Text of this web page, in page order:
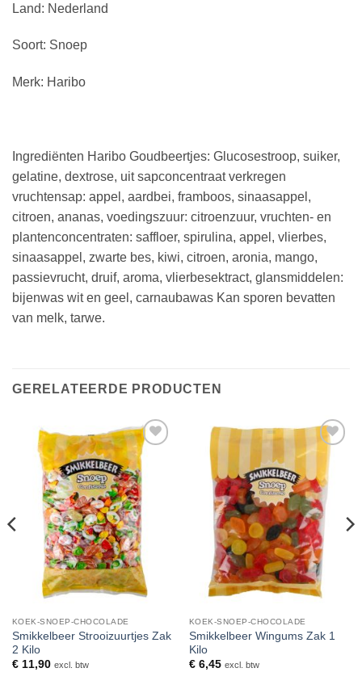
Land: Nederland
Soort: Snoep
Merk: Haribo
Ingrediënten Haribo Goudbeertjes: Glucosestroop, suiker,
gelatine, dextrose, uit sapconcentraat verkregen
vruchtensap: appel, aardbei, framboos, sinaasappel,
citroen, ananas, voedingszuur: citroenzuur, vruchten- en
plantenconcentraten: saffloer, spirulina, appel, vlierbes,
sinaasappel, zwarte bes, kiwi, citroen, aronia, mango,
passievrucht, druif, aroma, vlierbesektract, glansmiddelen:
bijenwas wit en geel, carnaubawas Kan sporen bevatten
van melk, tarwe.
GERELATEERDE PRODUCTEN
Toevoegen
aan
verlanglijst
KOEK-SNOEP-CHOCOLADE
Smikkelbeer Strooizuurtjes Zak
2 Kilo
€11,90 excl. btw
Toevoegen
aan
verlanglijst
KOEK-SNOEP-CHOCOLADE
Smikkelbeer Wingums Zak 1
Kilo
€6,45 excl. btw